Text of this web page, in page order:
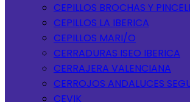
CEPILLOS BROCHAS Y
CEPILLOS LA IBERICA
CEPILLOS MARI/O
CERRADURAS ISEO IBERICA
CERRAJERA VALENCIANA
CERROJOS ANDALUCES
CEVIK